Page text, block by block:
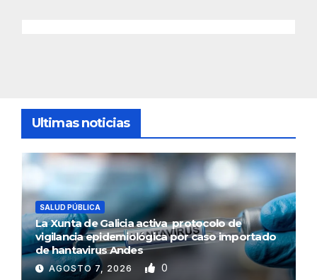
Ultimas noticias
SALUD PÚBLICA
La Xunta de Galicia activa protocolo de
vigilancia epidemiológica por caso importado
de hantavirus Andes
AGOSTO 7, 2026 0